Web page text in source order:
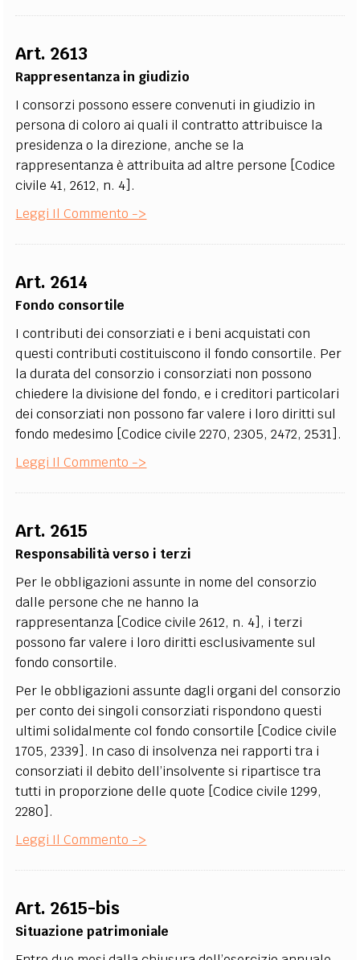
Art. 2613
Rappresentanza in giudizio
I consorzi possono essere convenuti in giudizio in
persona di coloro ai quali il contratto attribuisce la
presidenza o la direzione, anche se la
rappresentanza è attribuita ad altre persone [Codice
civile 41, 2612, n. 4].
Leggi Il Commento ->
Art. 2614
Fondo consortile
I contributi dei consorziati e i beni acquistati con
questi contributi costituiscono il fondo consortile. Per
la durata del consorzio i consorziati non possono
chiedere la divisione del fondo, e i creditori particolari
dei consorziati non possono far valere i loro diritti sul
fondo medesimo [Codice civile 2270, 2305, 2472, 2531].
Leggi Il Commento ->
Art. 2615
Responsabilità verso i terzi
Per le obbligazioni assunte in nome del consorzio
dalle persone che ne hanno la
rappresentanza [Codice civile 2612, n. 4], i terzi
possono far valere i loro diritti esclusivamente sul
fondo consortile.
Per le obbligazioni assunte dagli organi del consorzio
per conto dei singoli consorziati rispondono questi
ultimi solidalmente col fondo consortile [Codice civile
1705, 2339]. In caso di insolvenza nei rapporti tra i
consorziati il debito dell’insolvente si ripartisce tra
tutti in proporzione delle quote [Codice civile 1299,
2280].
Leggi Il Commento ->
Art. 2615-bis
Situazione patrimoniale